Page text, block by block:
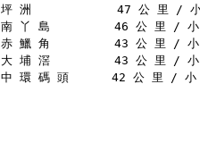
坪 洲            47 公 里 /
南 丫 島         46 公 里 /
赤 鱲 角         43 公 里 /
大 埔 滘         43 公 里 /
中 環 碼 頭      42 公 里 /